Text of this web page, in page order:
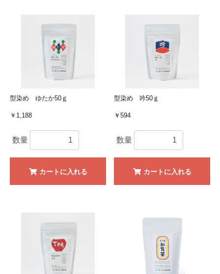
型染め ゆたか50ｇ
￥1,188
数量
カートに入れる
型染め 吟50ｇ
￥594
数量
カートに入れる